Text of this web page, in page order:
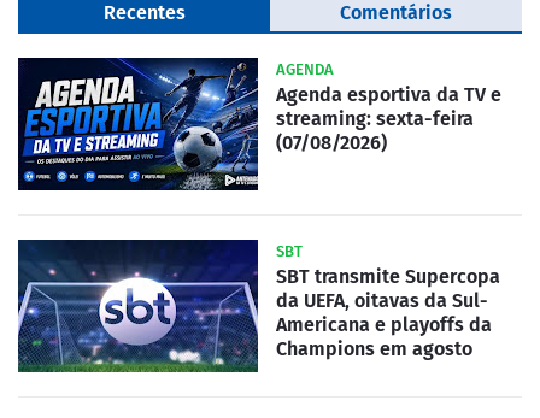
Recentes Comentários
AGENDA
Agenda esportiva da TV e
streaming: sexta-feira
(07/08/2026)
SBT
SBT transmite Supercopa
da UEFA, oitavas da Sul-
Americana e playoffs da
Champions em agosto